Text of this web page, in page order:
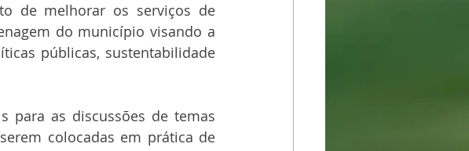
de melhorar os serviços de
do município visando a
públicas, sustentabilidade
para as discussões de temas
colocadas em prática de